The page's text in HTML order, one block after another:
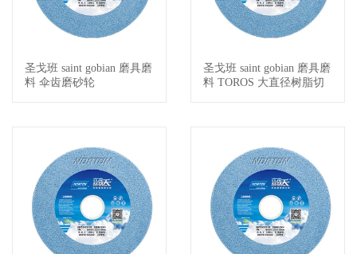
查看详情
圣戈班 saint gobian 磨具磨
料 伞齿磨砂轮
查看详情
圣戈班 saint gobian 磨具磨
料 TOROS 大直径树脂切